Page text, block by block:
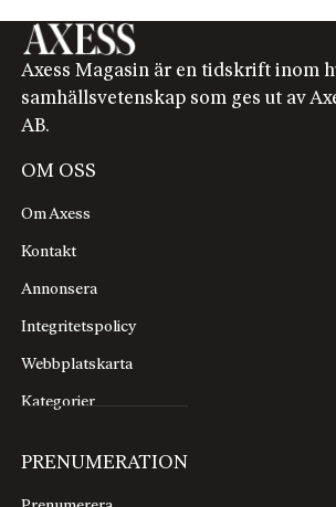
Axess Magasin är en tidskrift inom
samhällsvetenskap som ges ut av
AB.
OM OSS
Om Axess
Kontakt
Annonsera
Integritetspolicy
Webbplatskarta
Kategorier
PRENUMERATION